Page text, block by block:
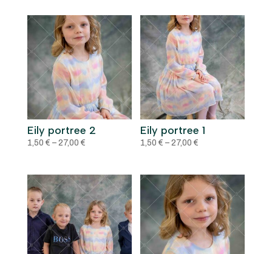
through
27,00 €
through
27,00 €
Eily portree 2
1,50 € – 27,00 €Price
through
27,00 €
Eily portree 1
1,50€ – 27,00€
through
27,00 €